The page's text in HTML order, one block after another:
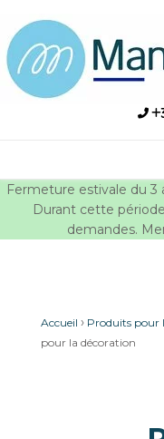
content
Fermeture estivale du 3
Durant cette
demandes.
Accueil › Produits pour
pour la décoration